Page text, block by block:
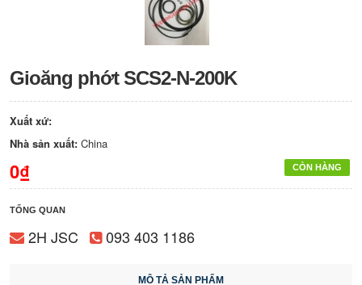
Gioăng phớt SCS2-N-200K
Xuất xứ:
Nhà sản xuất: China
CÒN HÀNG
0₫
TỔNG QUAN
2H JSC 093 403 1186
MÔ TẢ SẢN PHẨM